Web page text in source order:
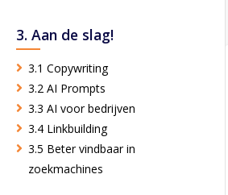
3. Aan de slag!
3.1 Copywriting
3.2 AI Prompts
3.3 AI voor bedrijven
3.4 Linkbuilding
3.5 Beter vindbaar in
zoekmachines